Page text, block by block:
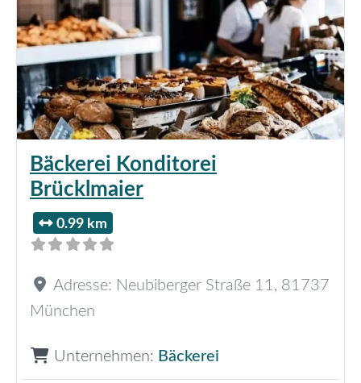
Bäckerei Konditorei
Brücklmaier
0.99 km
Adresse: Neubiberger Straße 11, 81737
München
Unternehmen: Bäckerei